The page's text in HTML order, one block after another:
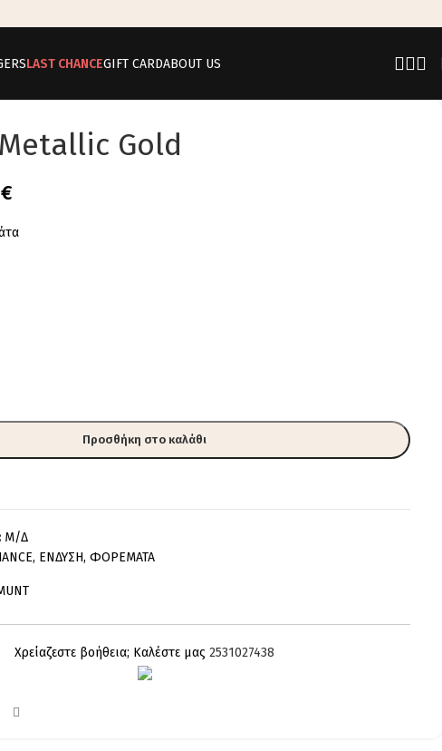
LAST CHANCEGIFT CARDABOUT US
Gold
€
Προσθήκη στο καλάθι
Μ/Δ
, ΕΝΔΥΣΗ, ΦΟΡΕΜΑΤΑ
Χρείαζεστε βοήθεια; Καλέστε μας 2531027438